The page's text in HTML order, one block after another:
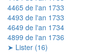
4465 de l'an 1733
4493 de l'an 1733
4649 de l'an 1734
4899 de l'an 1736
➤ Lister (16)